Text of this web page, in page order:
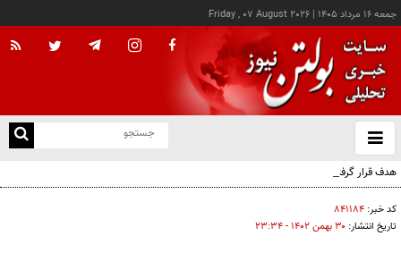
جمعه ۱۶ مرداد ۱۴۰۵ |
Friday , 07 August 2026
باز
و
هدف قرار گرفتن اتاق‌ فرماندهی مزدوران عربستان در یمن
کد خبر: ۸۴۱۱۸۴
تاریخ انتشار: ۳۰ بهمن ۱۴۰۲ - ۲۳:۳۴